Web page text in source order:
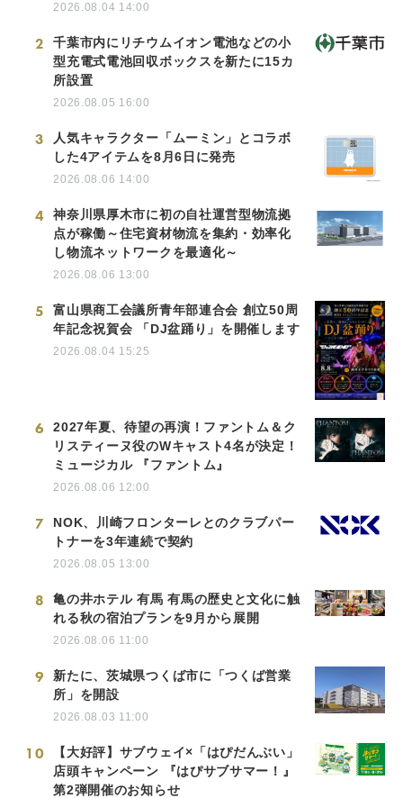
2026.08.04 14:00
2
千葉市内にリチウムイオン電池などの小
型充電式電池回収ボックスを新たに15カ
所設置
2026.08.05 16:00
3
人気キャラクター「ムーミン」とコラボ
した4アイテムを8月6日に発売
2026.08.06 14:00
4
神奈川県厚木市に初の自社運営型物流拠
点が稼働～住宅資材物流を集約・効率化
し物流ネットワークを最適化～
2026.08.06 13:00
5
富山県商工会議所青年部連合会 創立50周
年記念祝賀会 「DJ盆踊り」を開催します
2026.08.04 15:25
6
2027年夏、待望の再演！ファントム＆ク
リスティーヌ役のWキャスト4名が決定！
ミュージカル 『ファントム』
2026.08.06 12:00
7
NOK、川崎フロンターレとのクラブパー
トナーを3年連続で契約
2026.08.05 13:00
8
亀の井ホテル 有馬 有馬の歴史と文化に触
れる秋の宿泊プランを9月から展開
2026.08.06 11:00
9
新たに、茨城県つくば市に「つくば営業
所」を開設
2026.08.03 11:00
10
【大好評】サブウェイ×「はぴだんぶい」
店頭キャンペーン 『はぴサブサマー！』
第2弾開催のお知らせ